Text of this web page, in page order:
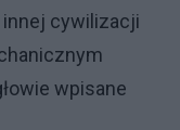
innej cywilizacji
wpisane